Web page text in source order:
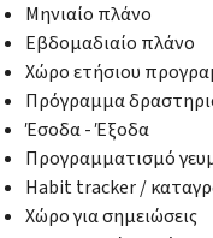
Μηνιαίο πλάνο
Εβδομαδιαίο πλάνο
Χώρο ετήσιου
Πρόγραμμα
Έσοδα - Έξοδα
Προγραμματισμό
Habit tracker /
Χώρο για σημειώσεις